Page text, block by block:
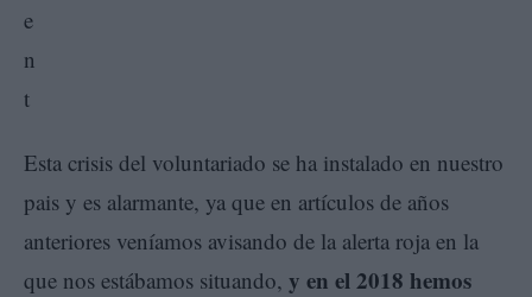
Esta crisis del voluntariado se ha instalado en nuestro
pais y es alarmante, ya que en artículos de años
anteriores veníamos avisando de la alerta roja en la
que nos estábamos situando, y en el 2018 hemos